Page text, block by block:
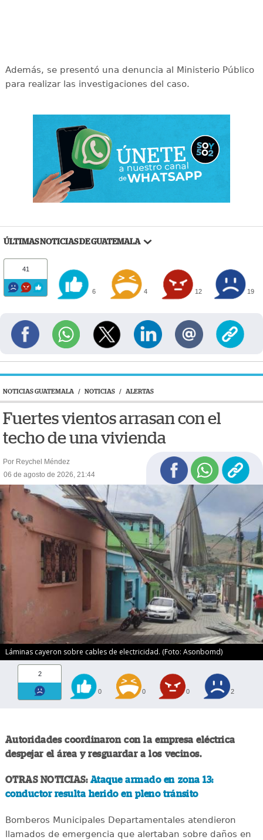
Además, se presentó una denuncia al Ministerio Público
para realizar las investigaciones del caso.
ÚLTIMAS NOTICIAS DE GUATEMALA
41
6 4 12 19
NOTICIAS GUATEMALA / NOTICIAS / ALERTAS
Fuertes vientos arrasan con el
techo de una vivienda
Por Reychel Méndez
06 de agosto de 2026, 21:44
Láminas cayeron sobre cables de electricidad. (Foto: Asonbomd)
2
0 0 0 2
Autoridades coordinaron con la empresa eléctrica
despejar el área y resguardar a los vecinos.
OTRAS NOTICIAS: Ataque armado en zona 13:
conductor resulta herido en pleno tránsito
Bomberos Municipales Departamentales atendieron
llamados de emergencia que alertaban sobre daños en